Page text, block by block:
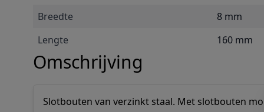
Breedte
8 mm
Lengte
160 mm
Omschrijving
Slotbouten van verzinkt staal. Met slotbouten